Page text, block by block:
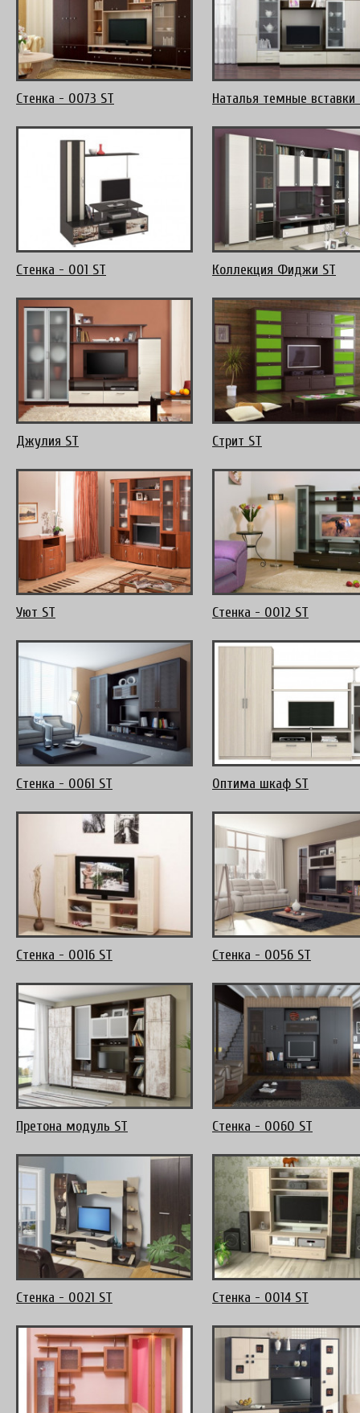
Стенка - 0073 ST Наталья темные вставки
Стенка - 001 ST Коллекция Фиджи ST
Джулия ST Стрит ST
Уют ST Стенка - 0012 ST
Стенка - 0061 ST Оптима шкаф ST
Стенка - 0016 ST Стенка - 0056 ST
Претона модуль ST Стенка - 0060 ST
Стенка - 0021 ST Стенка - 0014 ST